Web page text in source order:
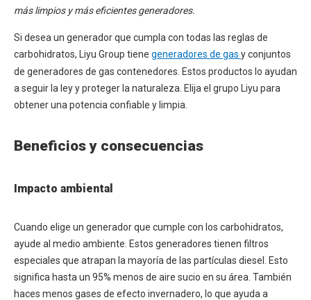
más limpios y más eficientes generadores.
Si desea un generador que cumpla con todas las reglas de
carbohidratos, Liyu Group tiene generadores de gas y conjuntos
de generadores de gas contenedores. Estos productos lo ayudan
a seguir la ley y proteger la naturaleza. Elija el grupo Liyu para
obtener una potencia confiable y limpia.
Beneficios y consecuencias
Impacto ambiental
Cuando elige un generador que cumple con los carbohidratos,
ayude al medio ambiente. Estos generadores tienen filtros
especiales que atrapan la mayoría de las partículas diesel. Esto
significa hasta un 95% menos de aire sucio en su área. También
haces menos gases de efecto invernadero, lo que ayuda a